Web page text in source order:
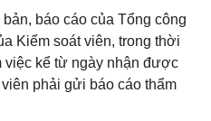
báo cáo của Tổng công
Kiểm soát viên, trong thời
việc kể từ ngày nhận được
phải gửi báo cáo thẩm